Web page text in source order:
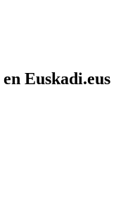
Euskadi.eus